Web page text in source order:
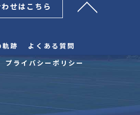
せはこちら
軌跡
よくある質問
プライバシーポリシー